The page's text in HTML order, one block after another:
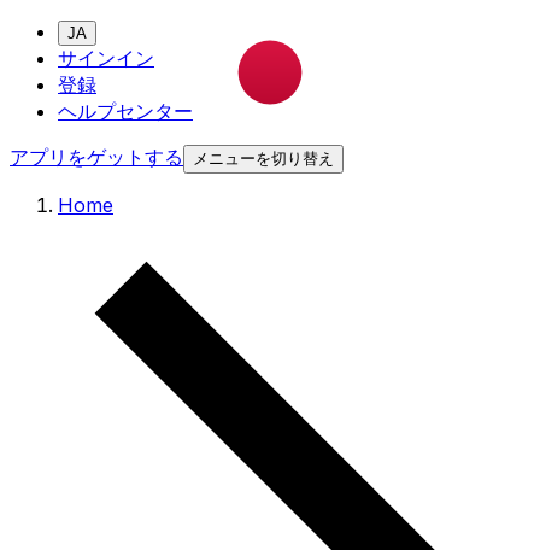
JA
サインイン
登録
ヘルプセンター
アプリをゲットする
メニューを切り替え
Home